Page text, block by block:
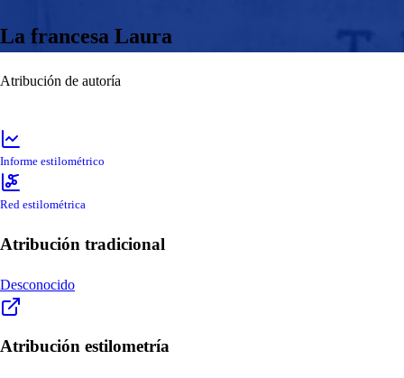
La francesa Laura
Atribución de autoría
Informe estilométrico
Red estilométrica
Atribución tradicional
Desconocido
Atribución estilometría